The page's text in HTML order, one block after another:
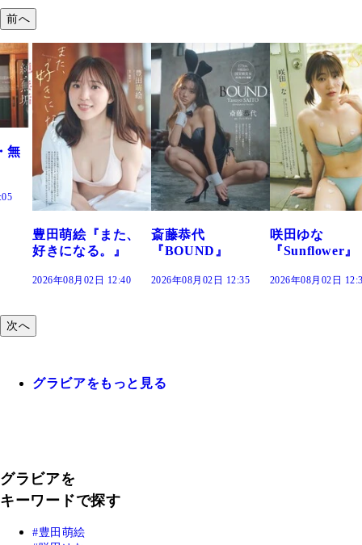
前へ
斎藤恭代
『BOUND』
2026年08月02日 12:35
咲田ゆな
『Sunflower』
2026年08月02日 12:30
藤水咲桜『花
だまり』
2026年08月02日
次へ
グラビアをもっと見る
グラビアを
キーワードで探す
豊田萌絵